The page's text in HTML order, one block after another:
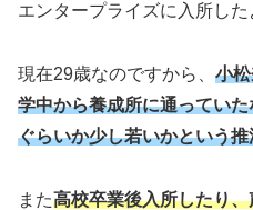
エンタープライズに入所した
現在29歳なのですから、 小
学中から養成所に通ってい
ぐらいか少し若いかという
また高校卒業後入所したり